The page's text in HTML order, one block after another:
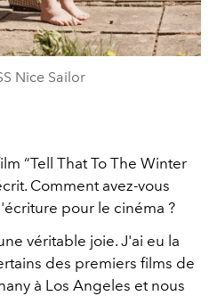
Nice Sailor
“Tell That To The Winter
Comment avez-vous
pour le cinéma ?
véritable joie. J'ai eu la
des premiers films de
à Los Angeles et nous